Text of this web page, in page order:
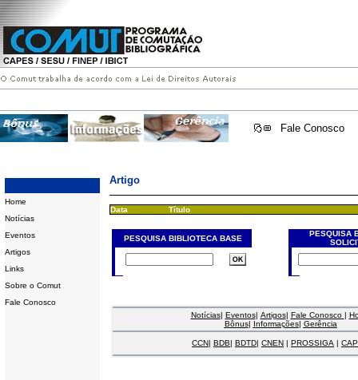
Fale Conosco
Home
Notícias
Eventos
Artigos
Links
Sobre o Comut
Fale Conosco
Artigo
Data Título
PESQUISA BIBLIOTECA BASE
PESQUISA
Notícias| Eventos| Artigos| Fale Conosco |
Bônus| Informações| Gerência
CCN| BDB| BDTD| CNEN | PROSSIGA |